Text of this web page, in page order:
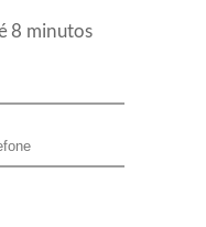
8 minutos